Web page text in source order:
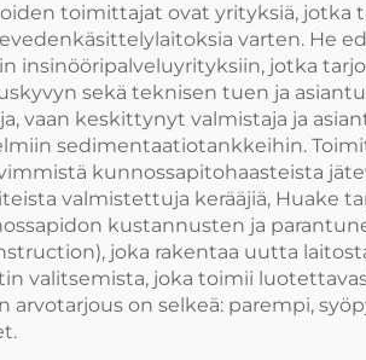
toimittajat ovat yrityksiä, jotka
varten. He
insinööripalveluyrityksiin, jotka
sekä teknisen tuen ja
vaan keskittynyt valmistaja ja
sedimentaatiotankkeihin.
kunnossapitohaasteista
valmistettuja kerääjiä, Huake
kustannusten ja
joka rakentaa uutta
valitsemista, joka toimii
arvotarjous on selkeä: parempi,